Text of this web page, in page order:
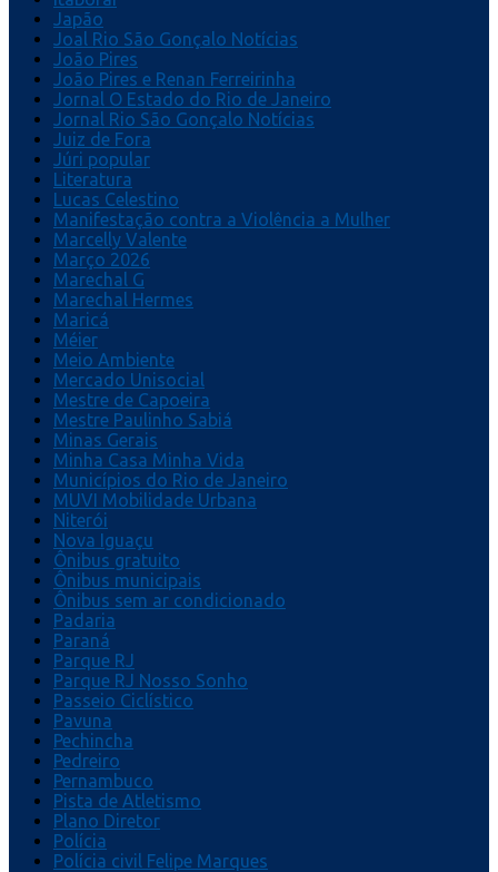
Japão
Joal Rio São Gonçalo Notícias
João Pires
João Pires e Renan Ferreirinha
Jornal O Estado do Rio de Janeiro
Jornal Rio São Gonçalo Notícias
Juiz de Fora
Júri popular
Literatura
Lucas Celestino
Manifestação contra a Violência a Mulher
Marcelly Valente
Março 2026
Marechal G
Marechal Hermes
Maricá
Méier
Meio Ambiente
Mercado Unisocial
Mestre de Capoeira
Mestre Paulinho Sabiá
Minas Gerais
Minha Casa Minha Vida
Municípios do Rio de Janeiro
MUVI Mobilidade Urbana
Niterói
Nova Iguaçu
Ônibus gratuito
Ônibus municipais
Ônibus sem ar condicionado
Padaria
Paraná
Parque RJ
Parque RJ Nosso Sonho
Passeio Ciclístico
Pavuna
Pechincha
Pedreiro
Pernambuco
Pista de Atletismo
Plano Diretor
Polícia
Polícia civil Felipe Marques